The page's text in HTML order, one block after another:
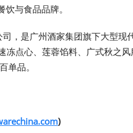
饮与食品品牌。
，是广州酒家集团旗下大型现
冻点心、莲蓉馅料、广式秋之
单品。
)